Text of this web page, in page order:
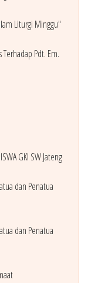
Liturgi Minggu"
Pdt. Em.
GKI SW Jateng
dan Penatua
dan Penatua